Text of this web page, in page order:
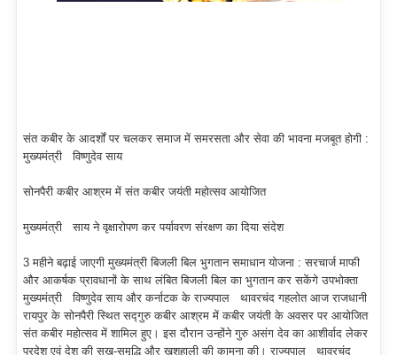
संत कबीर के आदर्शों पर चलकर समाज में समरसता और सेवा की भावना मजबूत होगी :
मुख्यमंत्री विष्णुदेव साय
सोनपैरी कबीर आश्रम में संत कबीर जयंती महोत्सव आयोजित
मुख्यमंत्री साय ने वृक्षारोपण कर पर्यावरण संरक्षण का दिया संदेश
3 महीने बढ़ाई जाएगी मुख्यमंत्री बिजली बिल भुगतान समाधान योजना : सरचार्ज माफी
और आकर्षक प्रावधानों के साथ लंबित बिजली बिल का भुगतान कर सकेंगे उपभोक्ता
मुख्यमंत्री विष्णुदेव साय और कर्नाटक के राज्यपाल थावरचंद गहलोत आज राजधानी
रायपुर के सोनपैरी स्थित सद्गुरु कबीर आश्रम में कबीर जयंती के अवसर पर आयोजित
संत कबीर महोत्सव में शामिल हुए। इस दौरान उन्होंने गुरु असंग देव का आशीर्वाद लेकर
प्रदेश एवं देश की सुख-समृद्धि और खुशहाली की कामना की। राज्यपाल थावरचंद